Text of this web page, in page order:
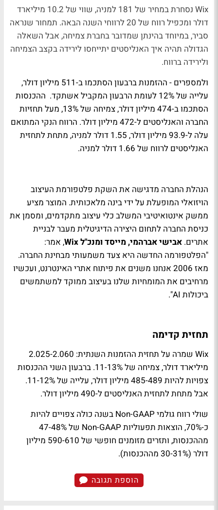
Wix
נסחרת במחיר של 181 למניה, שווי של 10.2 מיליארד
דולר ומכפיל רווח של 20 לרווחי השנה הבאה. תמחור שנראה
סביר, במיוחד בהינתן שמדובר בחברת צמיחה, אבל השאלה
הגדולה תהיה איך האנליסטים יתייחסו לירידה בקצב הצמיחה
ולירידה ברווח.
ולמספרים - ההזמנות ברבעון הסתכמו ב-511 מיליון דולר,
עלייה של 12% לעומת הרבעון המקביל אשתקד. ההכנסות
הסתכמו ב-474 מיליון דולר, צמיחה של 13%, מעל תחזיות
החברה והאנליסטים ל-472 מיליון דולר. הרווח הנקי המתואם
עלה ל-93.9 מיליון דולר, 1.55 דולר למניה, מתחת לתחזית
האנליסטים לרווח של 1.66 דולר למניה.
הנהלת החברה מדגישה את השקת פלטפורמת העיצוב
הויזואלי המופעלת על ידי בינה מלאכותית. המוצר מציע
ממשק אינטואיטיבי המשלב כלי עיצוב מתקדמים, ומסמן את
כניסת החברה לתחום היצירה הדיגיטלית מעבר לבניית
אתרים. אבישי אברהמי, מייסד ומנכ"ל Wix
, אמר:
"הפלטפורמה החדשה היא צעד משמעותי מבחינת החברה.
מאז 2006 אנחנו משנים את פיתוח אתרי האינטרנט, ועכשיו
מרחיבים את המומחיות שלנו בעיצוב ממוקד למשתמשים
ביכולות AI".
תחזית קדימה
Wix שמרה על תחזית ההזמנות השנתית: 2.025-2.060
מיליארד דולר, צמיחה של 11-13%. ברבעון השני ההכנסות
צפויות להיות 485-489 מיליון דולר, עלייה של 11-12%.
אבל מתחת לתחזית האנליסטים ל-490 מיליון דולר.
שולי רווח גולמי Non-GAAP בשנה כולה צפויים להיות
כ-70%, הוצאות תפעוליות Non-GAAP של 47-48%
מההכנסות, ותזרים מזומנים חופשי של 590-610 מיליון
דולר (30-31% מההכנסות).
הוספת תגובה